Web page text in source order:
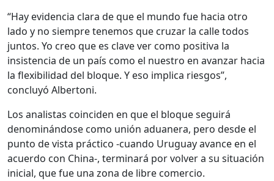
“Hay evidencia clara de que el mundo fue hacia otro
lado y no siempre tenemos que cruzar la calle todos
juntos. Yo creo que es clave ver como positiva la
insistencia de un país como el nuestro en avanzar hacia
la flexibilidad del bloque. Y eso implica riesgos”,
concluyó Albertoni.
Los analistas coinciden en que el bloque seguirá
denominándose como unión aduanera, pero desde el
punto de vista práctico -cuando Uruguay avance en el
acuerdo con China-, terminará por volver a su situación
inicial, que fue una zona de libre comercio.